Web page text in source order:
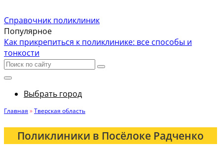
Справочник поликлиник
Популярное
Как прикрепиться к поликлинике: все способы и
тонкости
Выбрать город
Главная »Тверская область
Поликлиники в Посёлоке Радченко